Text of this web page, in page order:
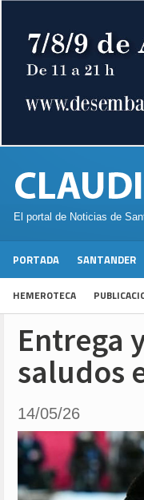
El portal de Noticias de
PORTADA SANTANDER
HEMEROTECA
Entrega
saludos
14/05/26